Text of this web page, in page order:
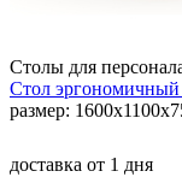
Столы для
Стол
размер:
доставка от 1 дня